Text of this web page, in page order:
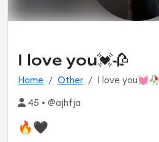
I love you💓🥀
Home Other I love you💓🥀
45 • @ajhfja
🔥🖤